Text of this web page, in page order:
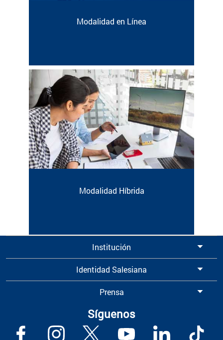
Modalidad en Línea
Modalidad Híbrida
Institución
Identidad Salesiana
Prensa
Síguenos